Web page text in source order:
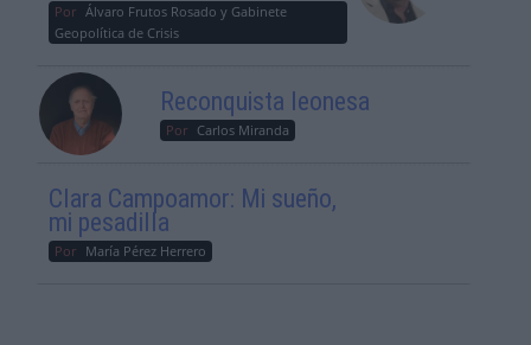
Por Álvaro Frutos Rosado y Gabinete
Geopolítica de Crisis
Reconquista leonesa
Por Carlos Miranda
Clara Campoamor: Mi sueño,
mi pesadilla
Por María Pérez Herrero